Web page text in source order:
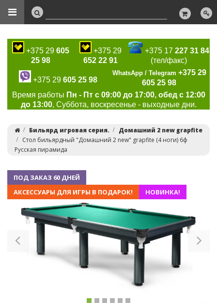
+375 29 605
25 98
+375 29
652 22 91
+375 17227 31 84
(тел/факс)
+375 29 605 25 98
WhatsApp / Telegram +375 29
605 25 98
Время работы Пн - Пт с 09:00 до 17:00, обед с 12:00
до 13:00, Суббота, воскресенье - выходные дни.
Бильярд игровая серия.
Домашний 2 new grapfite
Стол бильярдный "Домашний 2 new" grapfite (4 ноги) 6ф
Русская пирамида
ПОД ЗАКАЗ 60 ДНЕЙ
АКСЕССУАРЫ ДЛЯ ИГРЫ В ПОДАРОК!
НОВИНКА!
Previous